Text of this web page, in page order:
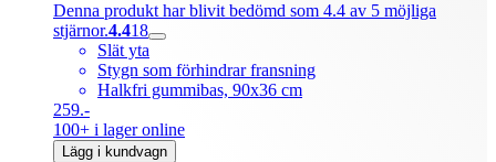
Denna produkt har blivit bedömd som 4.4 av 5 möjliga
stjärnor.4.418
Slät yta
Stygn som förhindrar fransning
Halkfri gummibas, 90x36 cm
259.-
100+ i lager online
Lägg i kundvagn